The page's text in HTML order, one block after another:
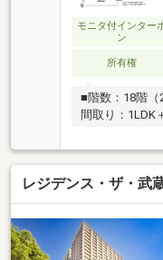
ラウンジ■20
：スカイテラス
モニタ付インター
ン
所有権
■階数：18階
間取り：1LDK
き ■眺望：お
天井高：高さ
利用可能な立
歩1分 ・都
横須賀線「
急ストアフー
1階部分） ・
レジデンス・ザ・武